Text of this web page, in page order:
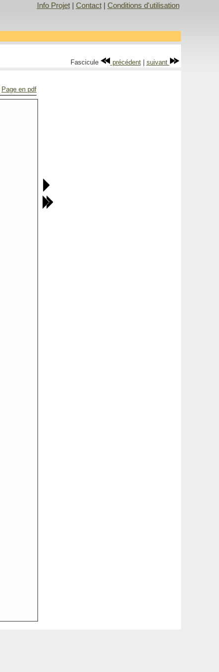
Info Projet| Contact| Conditions d'utilisation
Fascicule précédent| suivant
Page en pdf